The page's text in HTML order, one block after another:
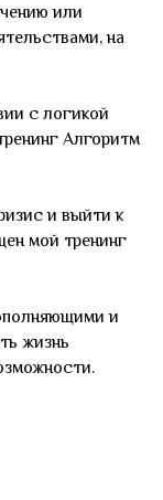
или
на
с логикой
Алгоритм
и выйти к
мой тренинг
и
жизнь